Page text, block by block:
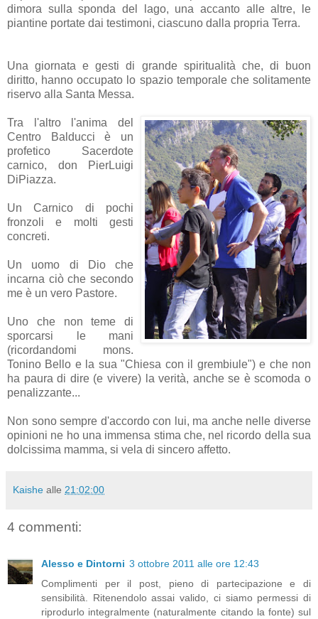
dimora sulla sponda del lago, una accanto alle altre, le
piantine portate dai testimoni, ciascuno dalla propria Terra.
Una giornata e gesti di grande spiritualità che, di buon
diritto, hanno occupato lo spazio temporale che solitamente
riservo alla Santa Messa.
Tra l'altro l'anima del
Centro Balducci è un
profetico Sacerdote
carnico, don PierLuigi
DiPiazza.
Un Carnico di pochi
fronzoli e molti gesti
concreti.
Un uomo di Dio che
incarna ciò che secondo
me è un vero Pastore.
Uno che non teme di
sporcarsi le mani
(ricordandomi mons.
Tonino Bello e la sua "Chiesa con il grembiule") e che non
ha paura di dire (e vivere) la verità, anche se è scomoda o
penalizzante...
Non sono sempre d'accordo con lui, ma anche nelle diverse
opinioni ne ho una immensa stima che, nel ricordo della sua
dolcissima mamma, si vela di sincero affetto.
Kaishe alle 21:02:00
4 commenti:
Alesso e Dintorni 3 ottobre 2011 alle ore 12:43
Complimenti per il post, pieno di partecipazione e di
sensibilità. Ritenendolo assai valido, ci siamo permessi di
riprodurlo integralmente (naturalmente citando la fonte) sul